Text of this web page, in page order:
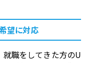
望に対応
職をしてきた方のU